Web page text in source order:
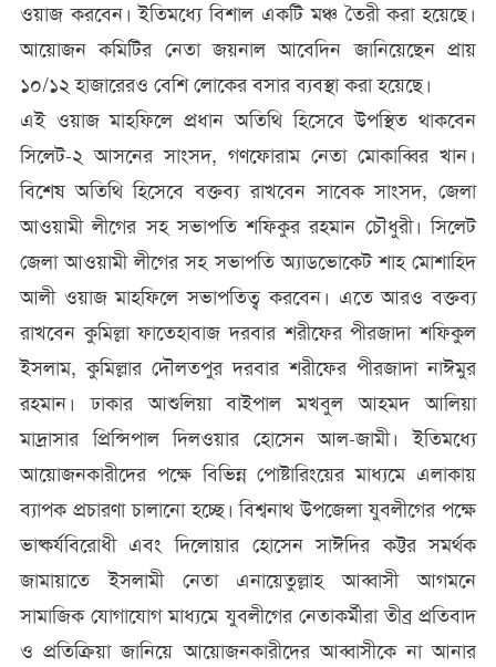
ওয়াজ করবেন। ইতিমধ্যে বিশাল একটি মঞ্চ তৈরী করা হয়েছে।
আয়োজন কমিটির নেতা জয়নাল আবেদিন জানিয়েছেন প্রায়
১০/১২ হাজারেরও বেশি লোকের বসার ব্যবস্থা করা হয়েছে।
এই ওয়াজ মাহফিলে প্রধান অতিথি হিসেবে উপস্থিত থাকবেন
সিলেট-২ আসনের সাংসদ, গণফোরাম নেতা মোকাব্বির খান।
বিশেষ অতিথি হিসেবে বক্তব্য রাখবেন সাবেক সাংসদ, জেলা
আওয়ামী লীগের সহ সভাপতি শফিকুর রহমান চৌধুরী। সিলেট
জেলা আওয়ামী লীগের সহ সভাপতি অ্যাডভোকেট শাহ মোশাহিদ
আলী ওয়াজ মাহফিলে সভাপতিত্ব করবেন। এতে আরও বক্তব্য
রাখবেন কুমিল্লা ফাতেহাবাজ দরবার শরীফের পীরজাদা শফিকুল
ইসলাম, কুমিল্লার দৌলতপুর দরবার শরীফের পীরজাদা নাঈমুর
রহমান। ঢাকার আশুলিয়া বাইপাল মখবুল আহমদ আলিয়া
মাদ্রাসার প্রিন্সিপাল দিলওয়ার হোসেন আল-জামী। ইতিমধ্যে
আয়োজনকারীদের পক্ষে বিভিন্ন পোষ্টারিংয়ের মাধ্যমে এলাকায়
ব্যাপক প্রচারণা চালানো হচ্ছে। বিশ্বনাথ উপজেলা যুবলীগের পক্ষে
ভাষ্কর্যবিরোধী এবং দিলোয়ার হোসেন সাঈদির কট্টর সমর্থক
জামায়াতে ইসলামী নেতা এনায়েতুল্লাহ আব্বাসী আগমনে
সামাজিক যোগাযোগ মাধ্যমে যুবলীগের নেতাকর্মীরা তীব্র প্রতিবাদ
ও প্রতিক্রিয়া জানিয়ে আয়োজনকারীদের আব্বাসীকে না আনার